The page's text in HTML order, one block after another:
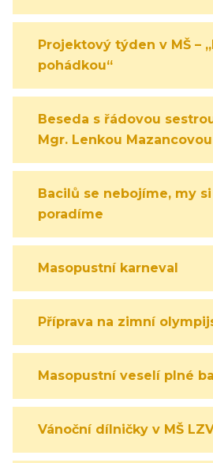
Projektový týden v MŠ –
pohádkou“
Beseda s řádovou
Mgr. Lenkou Mazancovou
Bacilů se nebojíme, my
poradíme
Masopustní karneval
Příprava na zimní
Masopustní veselí plné
Vánoční dílničky v MŠ